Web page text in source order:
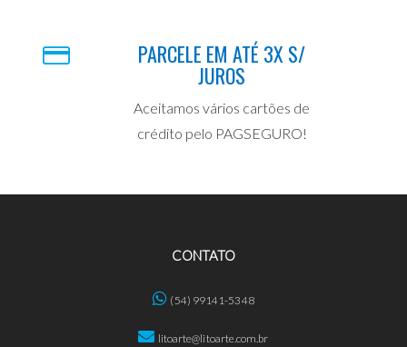
PARCELE EM ATÉ 3X S/
JUROS
Aceitamos vários cartões de
crédito pelo PAGSEGURO!
CONTATO
(54) 99141-5348
litoarte@litoarte.com.br